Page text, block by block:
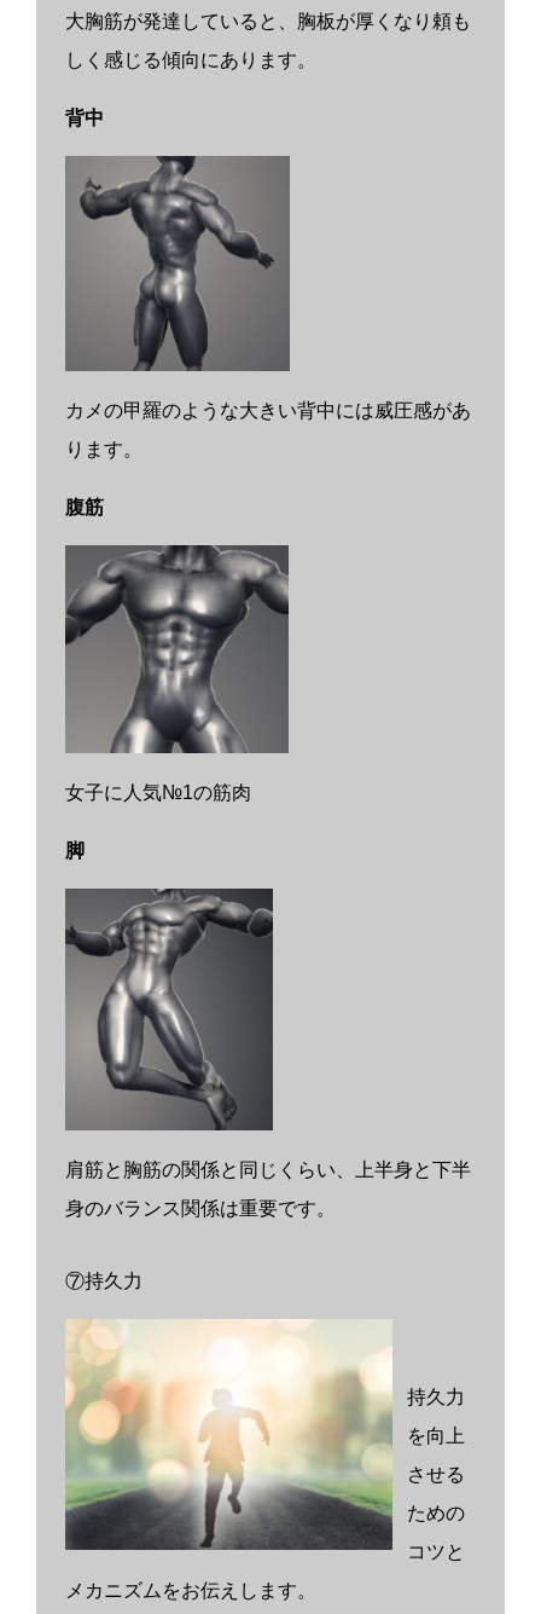
大胸筋が発達していると、胸板が厚くなり頼も
しく感じる傾向にあります。
背中
カメの甲羅のような大きい背中には威圧感があ
ります。
腹筋
女子に人気№1 の筋肉
脚
肩筋と胸筋の関係と同じくらい、上半身と下半
身のバランス関係は重要です。
⑦持久力
持久力
を向上
させる
ための
コツと
メカニズムをお伝えします。